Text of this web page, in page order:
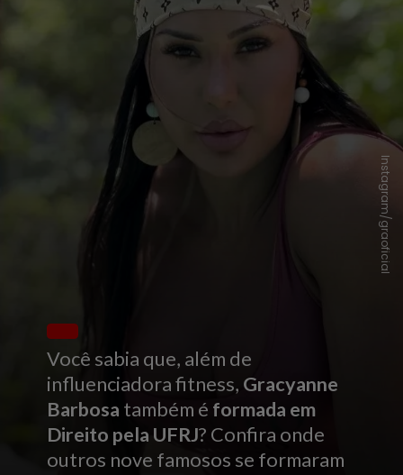
Você sabia que, além de
influenciadora fitness, Gracyanne
Barbosa também é formada em
Direito pela UFRJ? Confira onde
outros nove famosos se formaram
Instagram/graoficial